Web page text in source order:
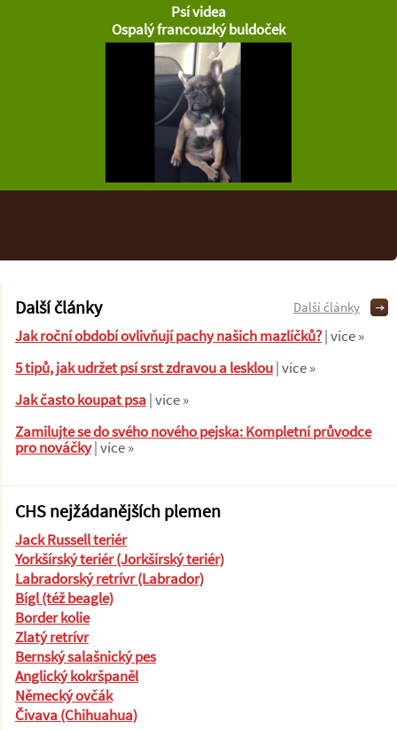
Psí videa
Ospalý francouzký buldoček
Další články
Jak roční období ovlivňují pachy našich mazlíčků?| více »
5 tipů, jak udržet psí srst zdravou a lesklou| více »
Jak často koupat psa| více »
Zamilujte se do svého nového pejska: Kompletní průvodce
pro nováčky| více »
Další články
CHS nejžádanějších plemen
Jack Russell teriér
Yorkšírský teriér (Jorkšírský teriér)
Labradorský retrívr (Labrador)
Bígl (též beagle)
Border kolie
Zlatý retrívr
Bernský salašnický pes
Anglický kokršpaněl
Německý ovčák
Čivava (Chihuahua)